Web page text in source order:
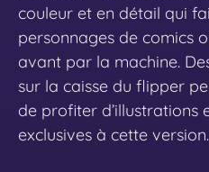
couleur et en détail qui
personnages de comics
avant par la machine.
sur la caisse du flipper
de profiter d’illustrations
exclusives à cette version.